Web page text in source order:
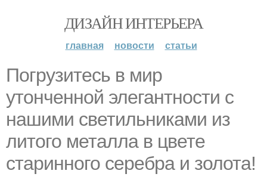
ДИЗАЙН ИНТЕРЬЕРА
главная новости статьи
Погрузитесь в мир
утонченной элегантности с
нашими светильниками из
литого металла в цвете
старинного серебра и золота!